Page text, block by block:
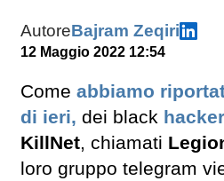
AutoreBajram Zeqiri
12 Maggio 2022 12:54
Come abbiamo
di ieri, dei black hacker
KillNet, chiamati
loro gruppo telegram